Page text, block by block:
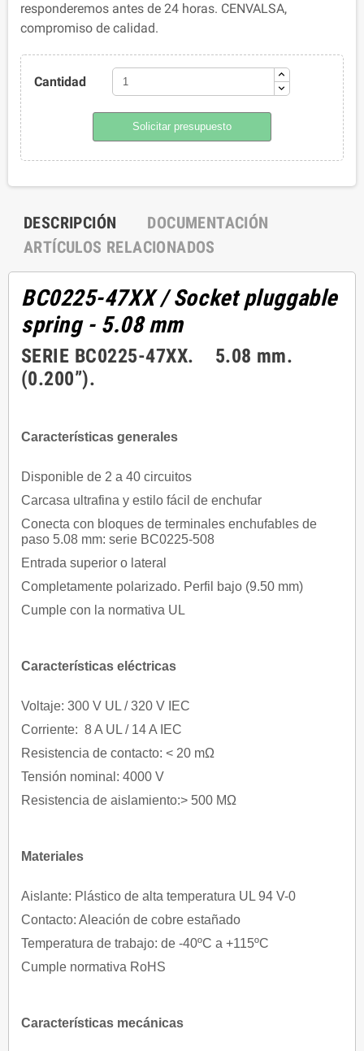
responderemos antes de 24 horas. CENVALSA,
compromiso de calidad.
Cantidad
Solicitar presupuesto
DESCRIPCIÓN
DOCUMENTACIÓN
ARTÍCULOS RELACIONADOS
BC0225-47XX/ Socket pluggable
spring - 5.08 mm
SERIE BC0225-47XX. 5.08 mm.
(0.200”).
Características generales
Disponible de 2 a 40 circuitos
Carcasa ultrafina y estilo fácil de enchufar
Conecta con bloques de terminales enchufables de
paso 5.08 mm: serie BC0225-508
Entrada superior o lateral
Completamente polarizado. Perfil bajo (9.50 mm)
Cumple con la normativa UL
Características eléctricas
Voltaje: 300 V UL / 320 V IEC
Corriente: 8 A UL / 14 A IEC
Resistencia de contacto: < 20 mΩ
Tensión nominal: 4000 V
Resistencia de aislamiento:> 500 MΩ
Materiales
Aislante: Plástico de alta temperatura UL 94 V-0
Contacto: Aleación de cobre estañado
Temperatura de trabajo: de -40ºC a +115ºC
Cumple normativa RoHS
Características mecánicas